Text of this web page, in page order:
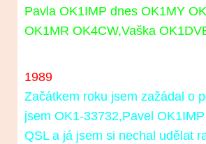
Pavla OK1IMP dnes OK1MY
OK1MR OK4CW,Vaška
1989
Začátkem roku jsem zažádal o
jsem OK1-33732,Pavel
QSL a já jsem si nechal udělat